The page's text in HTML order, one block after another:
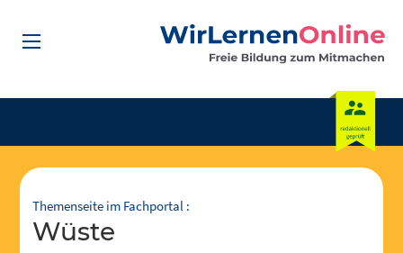
Themenseite im Fachportal :
Wüste